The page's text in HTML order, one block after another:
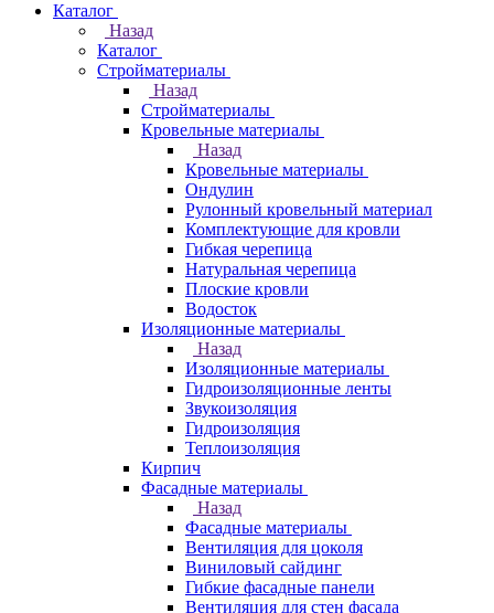
Каталог
Назад
Каталог
Стройматериалы
Назад
Стройматериалы
Кровельные материалы
Назад
Кровельные материалы
Ондулин
Рулонный кровельный материал
Комплектующие для кровли
Гибкая черепица
Натуральная черепица
Плоские кровли
Водосток
Изоляционные материалы
Назад
Изоляционные материалы
Гидроизоляционные ленты
Звукоизоляция
Гидроизоляция
Теплоизоляция
Кирпич
Фасадные материалы
Назад
Фасадные материалы
Вентиляция для цоколя
Виниловый сайдинг
Гибкие фасадные панели
Вентиляция для стен фасада